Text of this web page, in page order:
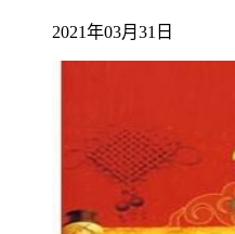
2021年03月31日